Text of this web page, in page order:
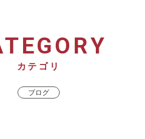
カテゴリ
ブログ